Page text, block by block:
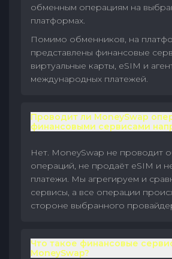
обменным операциям на
платформах.
Помимо обменников, на
представлены финансовые
виртуальные карты, eSIM и
международных платежей.
Проводит ли MoneySwap
финансовыми сервисами
Нет. MoneySwap не проводит
операций, не продаёт eSIM и
платежи. Мы агрегируем и
сервисы, а все операции
стороне выбранного
Что такое финансовые
MoneySwap?